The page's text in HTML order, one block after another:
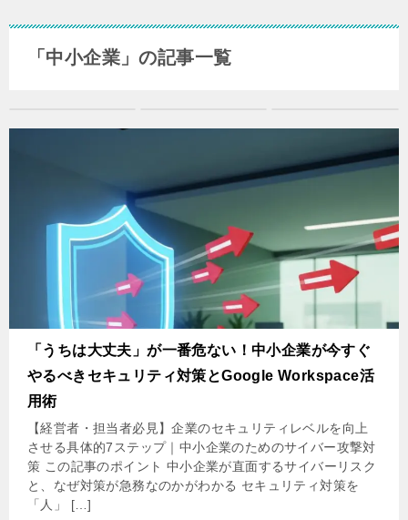
「中小企業」の記事一覧
「うちは大丈夫」が一番危ない！中小企業が今すぐ
やるべきセキュリティ対策とGoogle Workspace活
用術
【経営者・担当者必見】企業のセキュリティレベルを向上
させる具体的7ステップ｜中小企業のためのサイバー攻撃対
策 この記事のポイント 中小企業が直面するサイバーリスク
と、なぜ対策が急務なのかがわかる セキュリティ対策を
「人」 […]